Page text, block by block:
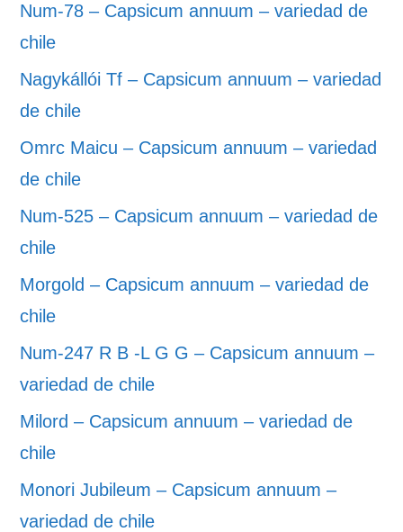
Num-78 – Capsicum annuum – variedad de
chile
Nagykállói Tf – Capsicum annuum – variedad
de chile
Omrc Maicu – Capsicum annuum – variedad
de chile
Num-525 – Capsicum annuum – variedad de
chile
Morgold – Capsicum annuum – variedad de
chile
Num-247 R B -L G G – Capsicum annuum –
variedad de chile
Milord – Capsicum annuum – variedad de
chile
Monori Jubileum – Capsicum annuum –
variedad de chile